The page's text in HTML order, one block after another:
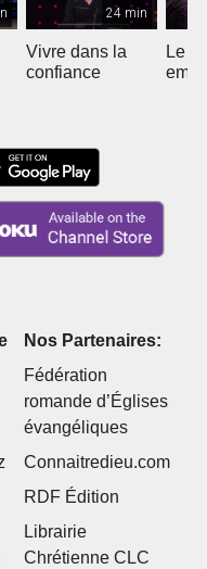
24 min
Vivre dans la
confiance
Le
Nos Partenaires:
Fédération
romande d’Églises
évangéliques
Connaitredieu.com
RDF Édition
Librairie
Chrétienne CLC